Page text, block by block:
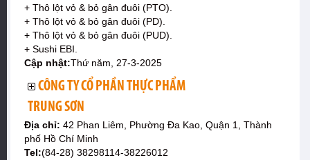
+ Thô lột vỏ & bỏ gân đuôi (PTO).
+ Thô lột vỏ & bỏ gân đuôi (PD).
+ Thô lột vỏ & bỏ gân đuôi (PUD).
+ Sushi EBI.
Cập nhật:Thứ năm, 27-3-2025
CÔNG TY CỔ PHẦN THỰC PHẨM
TRUNG SƠN
Địa chỉ: 42 Phan Liêm, Phường Đa Kao, Quận 1, Thành
phố Hồ Chí Minh
Tel:(84-28) 38298114-38226012